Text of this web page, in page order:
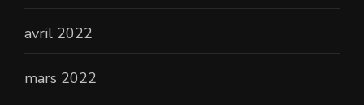
avril 2022
mars 2022